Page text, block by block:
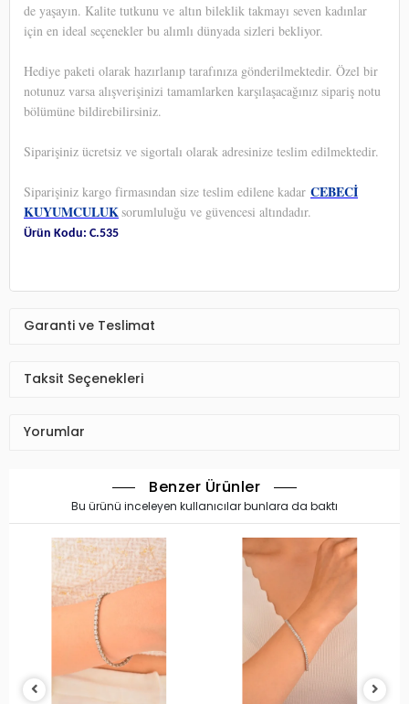
de yaşayın. Kalite tutkunu ve altın bileklik takmayı seven kadınlar
için en ideal seçenekler bu alımlı dünyada sizleri bekliyor.
Hediye paketi olarak hazırlanıp tarafınıza gönderilmektedir. Özel bir
notunuz varsa alışverişinizi tamamlarken karşılaşacağınız sipariş notu
bölümüne bildirebilirsiniz.
Siparişiniz ücretsiz ve sigortalı olarak adresinize teslim edilmektedir.
Siparişiniz kargo firmasından size teslim edilene kadar CEBECİ
KUYUMCULUKsorumluluğu ve güvencesi altındadır.
Ürün Kodu: C.535
Garanti ve Teslimat
Taksit Seçenekleri
Yorumlar
Benzer Ürünler
Bu ürünü inceleyen kullanıcılar bunlara da baktı